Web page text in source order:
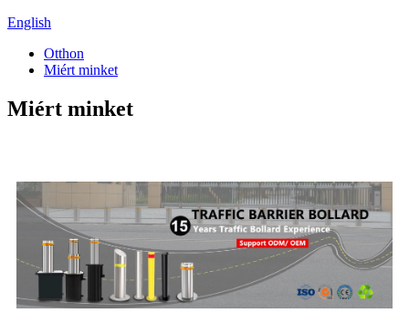
English
Otthon
Miért minket
Miért minket